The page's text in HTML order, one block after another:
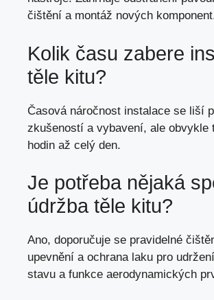
čištění a montáž nových
Kolik času zabere
těle kitu?
Časová náročnost instalace se liší
zkušeností a vybavení, ale obvykle
hodin až celý den.
Je potřeba nějaká
údržba těle kitu?
Ano, doporučuje se pravidelné
upevnění a ochrana laku pro
stavu a funkce aerodynamických